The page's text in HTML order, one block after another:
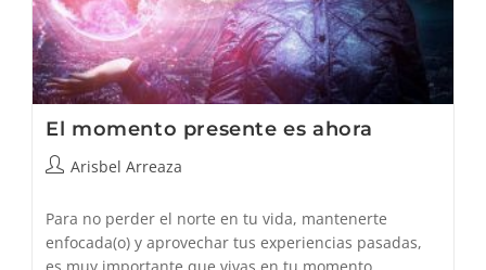
El momento presente es ahora
Autor
la
entrada:
Arisbel Arreaza
Para no perder el norte en tu vida, mantenerte
enfocada(o) y aprovechar tus experiencias pasadas,